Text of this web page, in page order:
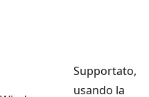
Supportato,
usando la